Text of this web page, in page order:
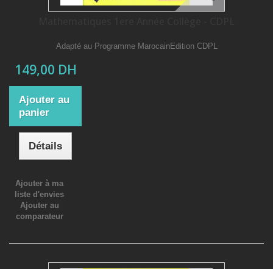
Adapté au Programme MarocainEdition CDPL
149,00 DH
Ajouter au
panier
Détails
Ajouter à ma
liste d'envies
Ajouter au
comparateur